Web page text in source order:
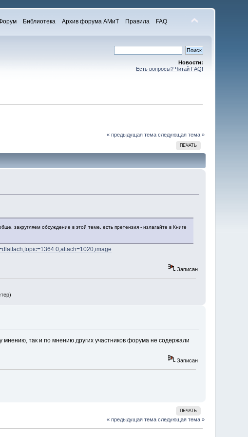
Библиотека Архив форума АМиТ Правила FAQ
Новости:
Есть вопросы? Читай FAQ!
« предыдущая тема следующая тема »
ПЕЧАТЬ
закругляем обсуждение в этой теме, есть претензия - излагайте в Книге
Записан
так и по мнению других участников форума не содержали
Записан
ПЕЧАТЬ
« предыдущая тема следующая тема »